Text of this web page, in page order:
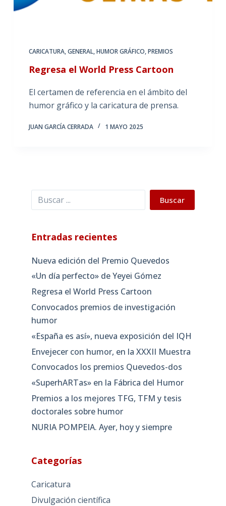
CARICATURA,GENERAL,HUMOR GRÁFICO,PREMIOS
Regresa el World Press Cartoon
El certamen de referencia en el ámbito del
humor gráfico y la caricatura de prensa.
JUAN GARCÍA CERRADA 1 MAYO 2025
Buscar Buscar
Entradas recientes
Nueva edición del Premio Quevedos
«Un día perfecto» de Yeyei Gómez
Regresa el World Press Cartoon
Convocados premios de investigación
humor
«España es así», nueva exposición del IQH
Envejecer con humor, en la XXXII Muestra
Convocados los premios Quevedos-dos
«SuperhARTas» en la Fábrica del Humor
Premios a los mejores TFG, TFM y tesis
doctorales sobre humor
NURIA POMPEIA. Ayer, hoy y siempre
Categorías
Caricatura
Divulgación científica